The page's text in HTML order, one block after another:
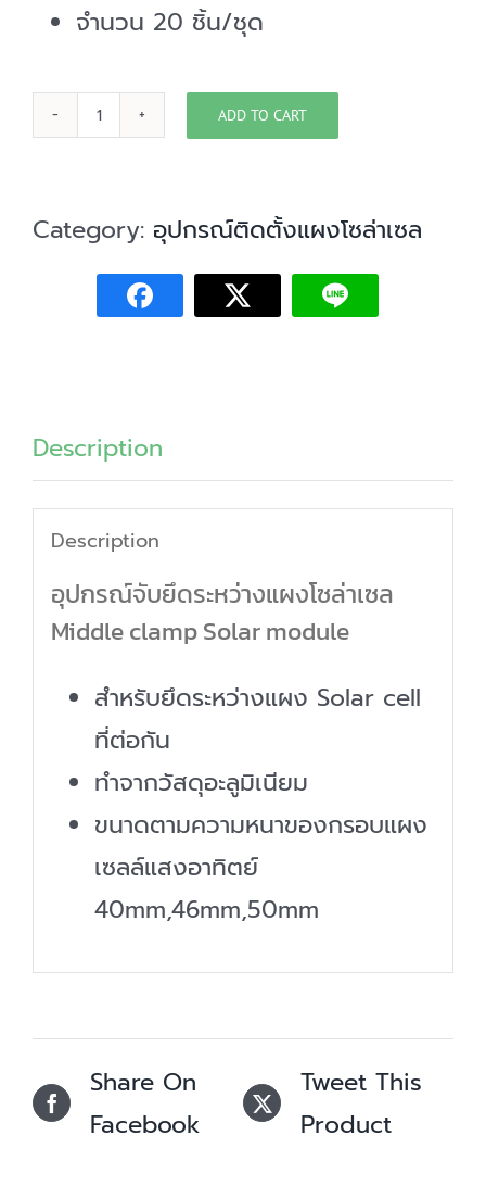
จำนวน 20 ชิ้น/ชุด
ชุด
ยึด
แผง
เซล
20ชิ้น
quantity
ADD TO CART
Category: อุปกรณ์ติดตั้งแผงโซล่าเซล
Description
Description
อุปกรณ์จับยึดระหว่างแผงโซล่าเซล
Middle clamp Solar module
สำหรับยึดระหว่างแผง Solar cell
ที่ต่อกัน
ทำจากวัสดุอะลูมิเนียม
ขนาดตามความหนาของกรอบแผง
เซลล์แสงอาทิตย์
40mm,46mm,50mm
Share On
Facebook
Tweet This
Product